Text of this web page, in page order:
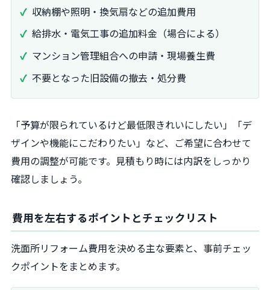
収納棚や照明・換気扇などの追加費用
給排水・電気工事の追加料金（場合による）
マンション管理組合への申請・現場養生費
不要となった旧設備の撤去・処分費
「予算が限られているけど最低限きれいにしたい」「デ
ザインや機能にこだわりたい」など、ご希望に合わせて
費用の調整が可能です。見積もり時には内訳をしっかり
確認しましょう。
費用を左右するポイントとチェックリスト
洗面所リフォーム費用を決める主な要素と、事前チェッ
クポイントをまとめます。